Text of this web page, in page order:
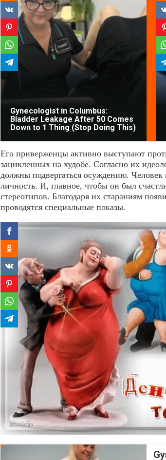
Gynecologist in Columbus:
Bladder Leakage After 50 Comes
Down to 1 Thing (Stop Doing This)
Его приверженцы активно выступают
зацикленных на худобе. Согласно их
должны подвергаться осуждению.
личность. И, главное, чтобы он был
стереотипов. Благодаря их стараниям
проводятся специальные показы.